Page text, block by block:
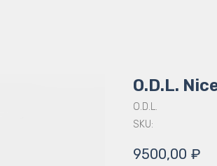
O.D.L.
O.D.L.
SKU:
9500,00 ₽